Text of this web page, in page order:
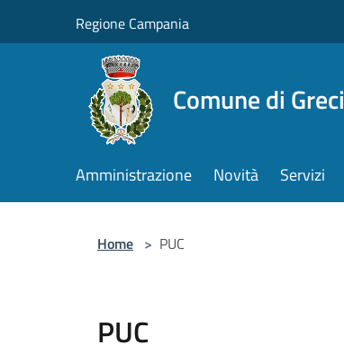
Regione Campania
Comune di Greci
Amministrazione Novità Servizi
Home > PUC
PUC